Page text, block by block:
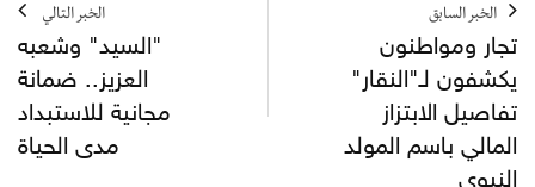
الخبر السابق
تجار ومواطنون
يكشفون لـ"النقار"
تفاصيل الابتزاز
المالي باسم المولد
النبوي
الخبر التالي
"السيد" وشعبه
العزيز.. ضمانة
مجانية للاستبداد
مدى الحياة